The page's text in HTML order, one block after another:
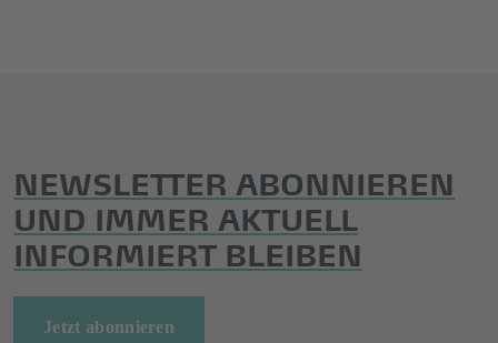
NEWSLETTER ABONNIEREN
UND IMMER AKTUELL
INFORMIERT BLEIBEN
Jetzt abonnieren